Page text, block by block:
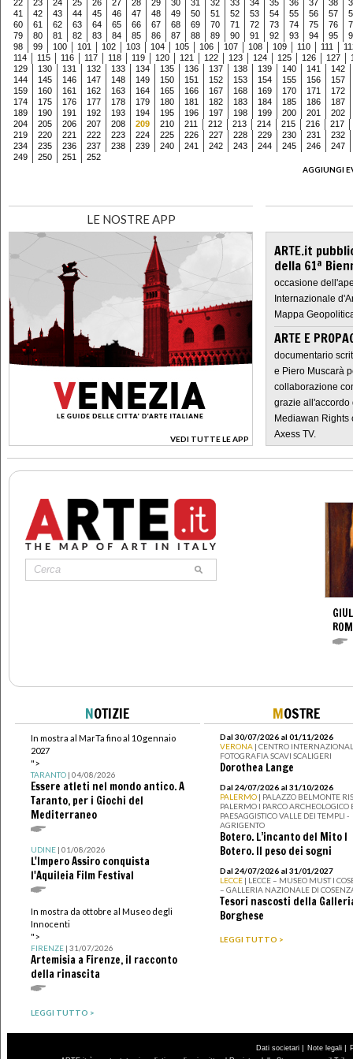
22 23 24 25 26 27 28 29 30 31 32 33 34 35 36 37 38
41
42 43 44 45 46 47 48 49 50 51 52 53 54 55 56 57
60
61 62 63 64 65 66 67 68 69 70 71 72 73 74 75 76
79
80 81 82 83 84 85 86 87 88 89 90 91 92 93 94 95
98
99 100 101 102 103 104 105 106 107 108 109 110 111
114
115 116 117 118 119 120 121 122 123 124 125 126 127
129
130 131 132 133 134 135 136 137 138 139 140 141
142
144
145 146 147 148 149 150 151 152 153 154 155 156
157
159
160 161 162 163 164 165 166 167 168 169 170 171
172
174
175 176 177 178 179 180 181 182 183 184 185 186
187
189
190 191 192 193 194 195 196 197 198 199 200 201
202
204
205 206 207 208 209 210 211 212 213 214 215 216
217
219
220 221 222 223 224 225 226 227 228 229 230 231
232
234
235 236 237 238 239 240 241 242 243 244 245 246
247
249
250 251
252
AGGIUNGI
LE NOSTRE APP
VEDI TUTTE LE APP
>
ARTE.it
della 61ª
occasione
Internazionale
Mappa
ARTE E
documentario
e Piero Muscarà
collaborazione
grazie all'accordo
Mediawan Rights
Axess TV.
NOTIZIE
In mostra al MarTa fino al 10 gennaio
2027
">
TARANTO| 04/08/2026
Essere atleti nel mondo antico. A
Taranto, per i Giochi del
Mediterraneo
UDINE| 01/08/2026
L'Impero Assiro conquista
l'Aquileia Film Festival
In mostra da ottobre al Museo degli
Innocenti
">
FIRENZE| 31/07/2026
Artemisia a Firenze, il racconto
della rinascita
LEGGI TUTTO >
MOSTRE
Dal 30/07/2026 al 01/11/2026
VERONA | CENTRO
FOTOGRAFIA SCAVI SCALIGERI
Dorothea Lange
Dal 24/07/2026 al 31/10/2026
PALERMO | PALAZZO BELMONTE
PALERMO I PARCO ARCHEOLOGICO
PAESAGGISTICO VALLE DEI TEMPLI -
AGRIGENTO
Botero. L’incanto del Mito I
Botero. Il peso dei sogni
Dal 24/07/2026 al 31/01/2027
LECCE | LECCE – MUSEO MUST I
– GALLERIA NAZIONALE DI
Tesori nascosti della
Borghese
LEGGI TUTTO >
Dati societari | Note legali |